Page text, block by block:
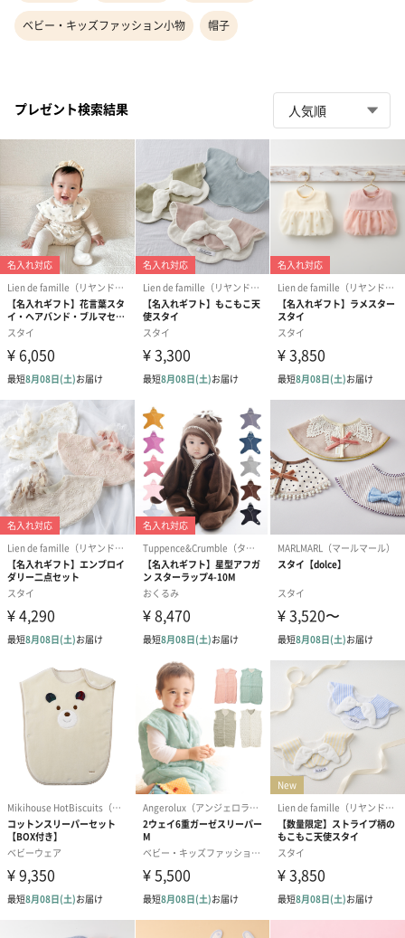
ベビー・キッズファッション小物 帽子
プレゼント検索結果